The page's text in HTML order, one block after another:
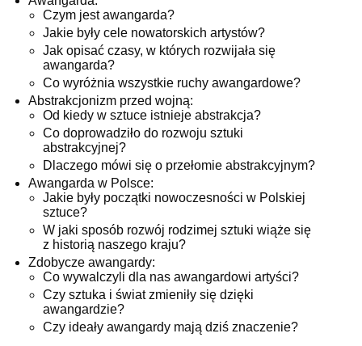
Czym jest awangarda?
Jakie były cele nowatorskich artystów?
Jak opisać czasy, w których rozwijała się
awangarda?
Co wyróżnia wszystkie ruchy awangardowe?
Abstrakcjonizm przed wojną:
Od kiedy w sztuce istnieje abstrakcja?
Co doprowadziło do rozwoju sztuki
abstrakcyjnej?
Dlaczego mówi się o przełomie abstrakcyjnym?
Awangarda w Polsce:
Jakie były początki nowoczesności w Polskiej
sztuce?
W jaki sposób rozwój rodzimej sztuki wiąże się
z historią naszego kraju?
Zdobycze awangardy:
Co wywalczyli dla nas awangardowi artyści?
Czy sztuka i świat zmieniły się dzięki
awangardzie?
Czy ideały awangardy mają dziś znaczenie?